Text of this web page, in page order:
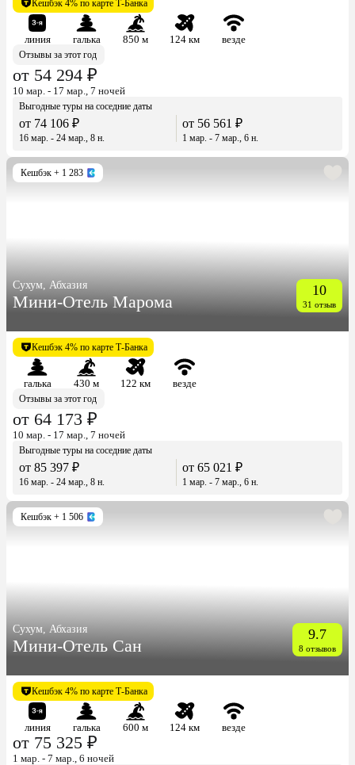
Кешбэк 4% по карте Т-Банка
линия галька 850 м 124 км
везде
Отзывы за этот год
от 54 294 ₽
10 мар. - 17 мар., 7 ночей
Выгодные туры на соседние даты
от 74 106 ₽
16 мар. - 24 мар., 8 н.
от 56 561 ₽
1 мар. - 7 мар., 6 н.
Кешбэк + 1 283
Сухум, Абхазия
Мини-Отель Марома
10
31 отзыв
Кешбэк 4% по карте Т-Банка
галька 430 м 122 км
везде
Отзывы за этот год
от 64 173 ₽
10 мар. - 17 мар., 7 ночей
Выгодные туры на соседние даты
от 85 397 ₽
16 мар. - 24 мар., 8 н.
от 65 021 ₽
1 мар. - 7 мар., 6 н.
Кешбэк + 1 506
Сухум, Абхазия
Мини-Отель Сан
9.7
8 отзывов
Кешбэк 4% по карте Т-Банка
линия галька 600 м 124 км везде
от 75 325 ₽
1 мар. - 7 мар., 6 ночей